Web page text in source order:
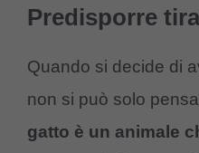
Predisporre
Quando si decide di
non si può solo
gatto è un animale